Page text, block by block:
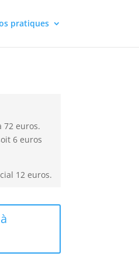
pratiques
72 euros.
6 euros
12 euros.